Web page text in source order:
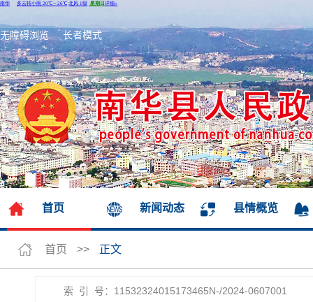
无障碍浏览 长者模式
首页 新闻动态 县情概览
首页 >> 正文
索 引 号：11532324015173465N-/2024-0607001